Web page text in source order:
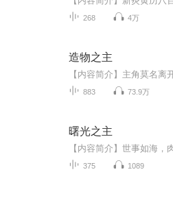
268 4万
造物之主
883 73.9万
曙光之主
375 1089